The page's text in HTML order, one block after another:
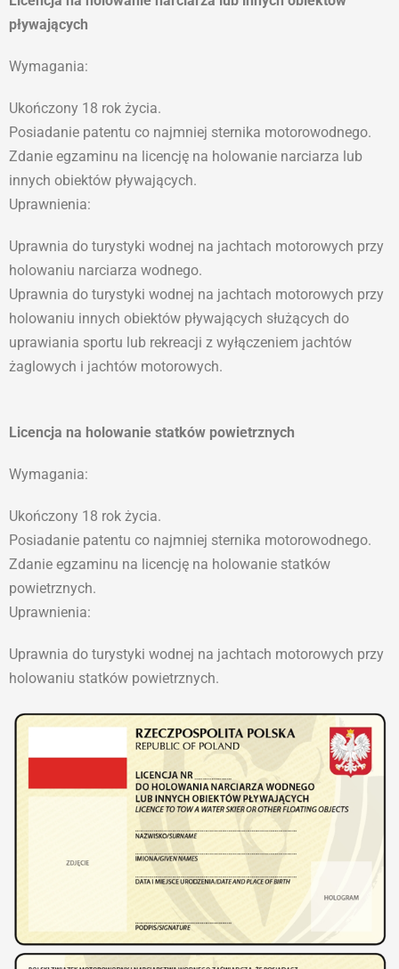
pływających
Wymagania:
Ukończony 18 rok życia.
Posiadanie patentu co najmniej sternika motorowodnego.
Zdanie egzaminu na licencję na holowanie narciarza lub
innych obiektów pływających.
Uprawnienia:
Uprawnia do turystyki wodnej na jachtach motorowych przy
holowaniu narciarza wodnego.
Uprawnia do turystyki wodnej na jachtach motorowych przy
holowaniu innych obiektów pływających służących do
uprawiania sportu lub rekreacji z wyłączeniem jachtów
żaglowych i jachtów motorowych.
Licencja na holowanie statków powietrznych
Wymagania:
Ukończony 18 rok życia.
Posiadanie patentu co najmniej sternika motorowodnego.
Zdanie egzaminu na licencję na holowanie statków
powietrznych.
Uprawnienia:
Uprawnia do turystyki wodnej na jachtach motorowych przy
holowaniu statków powietrznych.